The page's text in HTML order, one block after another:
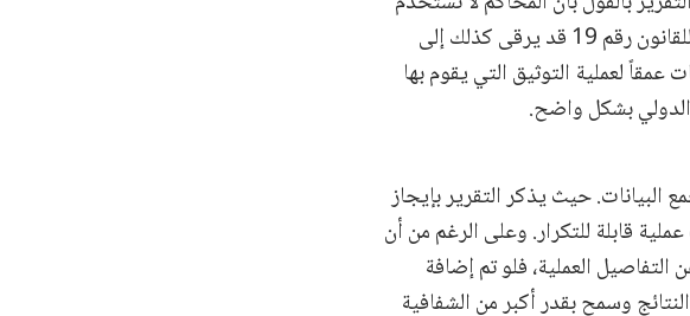
كأدوات لتنفيذ جرائم حرب فحسب، وإنما التطبيق الواسع والممنهج للقانون رقم 19 قد يرقى كذلك إلى
لعملية التوثيق التي يقوم بها
الدولي بشكل واضح.
البيانات. حيث يذكر التقرير بإيجاز
قابلة للتكرار. وعلى الرغم من أن
العملية، فلو تم إضافة
وسمح بقدر أكبر من الشفافية